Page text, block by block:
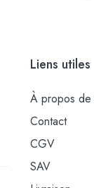
Liens utiles
À propos de
Contact
CGV
SAV